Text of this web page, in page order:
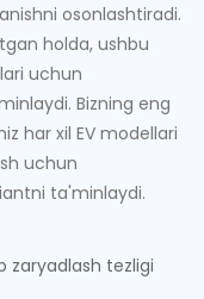
osonlashtiradi.
holda, ushbu
uchun
Bizning eng
har xil EV modellari
uchun
ta'minlaydi.
zaryadlash tezligi